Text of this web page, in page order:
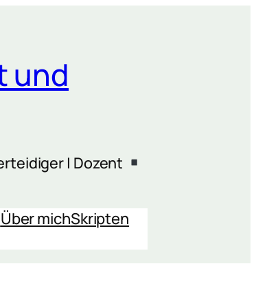
und
| Dozent
Über michSkripten